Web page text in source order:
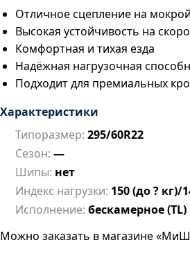
Отличное сцепление на
Высокая устойчивость на
Комфортная и тихая езда
Надёжная нагрузочная
Подходит для премиальных
Характеристики
Типоразмер: 295/60R22
Сезон: —
Шипы: нет
Индекс нагрузки: 150 (до ? кг)/
Исполнение: бескамерное (TL)
Можно заказать в магазине